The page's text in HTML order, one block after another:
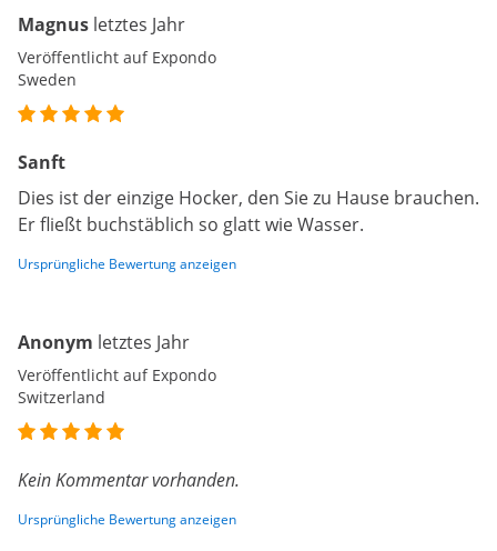
Magnus letztes Jahr
Veröffentlicht auf Expondo
Sweden
Sanft
Dies ist der einzige Hocker, den Sie zu Hause brauchen.
Er fließt buchstäblich so glatt wie Wasser.
Ursprüngliche Bewertung anzeigen
Anonym letztes Jahr
Veröffentlicht auf Expondo
Switzerland
Kein Kommentar vorhanden.
Ursprüngliche Bewertung anzeigen